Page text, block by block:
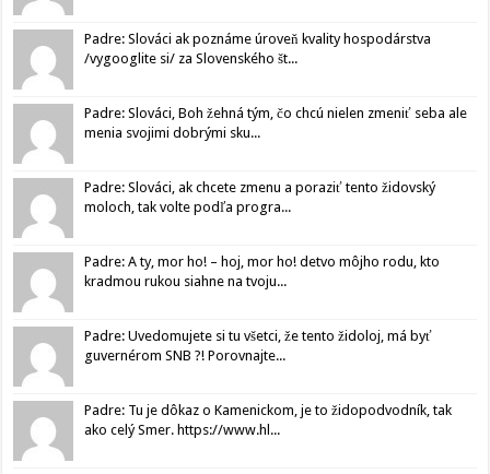
Padre: Slováci ak poznáme úroveň kvality hospodárstva
/vygooglite si/ za Slovenského št...
Padre: Slováci, Boh žehná tým, čo chcú nielen zmeniť seba ale
menia svojimi dobrými sku...
Padre: Slováci, ak chcete zmenu a poraziť tento židovský
moloch, tak volte podľa progra...
Padre: A ty, mor ho! – hoj, mor ho! detvo môjho rodu, kto
kradmou rukou siahne na tvoju...
Padre: Uvedomujete si tu všetci, že tento židoloj, má byť
guvernérom SNB ?! Porovnajte...
Padre: Tu je dôkaz o Kamenickom, je to židopodvodník, tak
ako celý Smer. https://www.hl...